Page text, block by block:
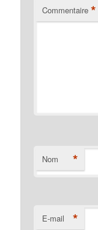
Commentaire *
Nom *
E-mail *